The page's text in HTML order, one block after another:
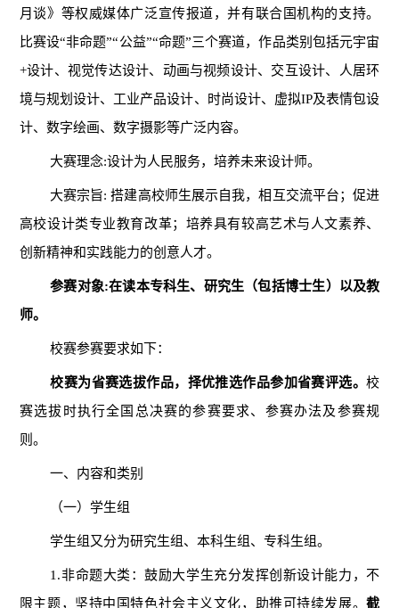
月谈》等权威媒体广泛宣传报道，并有联合国机构的支持。
比赛设“非命题”“公益”“命题”三个赛道，作品类别包括元宇宙
+设计、视觉传达设计、动画与视频设计、交互设计、人居环
境与规划设计、工业产品设计、时尚设计、虚拟IP及表情包设
计、数字绘画、数字摄影等广泛内容。
大赛理念:设计为人民服务，培养未来设计师。
大赛宗旨: 搭建高校师生展示自我，相互交流平台；促进
高校设计类专业教育改革；培养具有较高艺术与人文素养、
创新精神和实践能力的创意人才。
参赛对象:在读本专科生、研究生（包括博士生）以及教
师。
校赛参赛要求如下：
校赛为省赛选拔作品，择优推选作品参加省赛评选。校
赛选拔时执行全国总决赛的参赛要求、参赛办法及参赛规
则。
一、内容和类别
（一）学生组
学生组又分为研究生组、本科生组、专科生组。
1.非命题大类：鼓励大学生充分发挥创新设计能力，不
限主题，坚持中国特色社会主义文化，助推可持续发展。截